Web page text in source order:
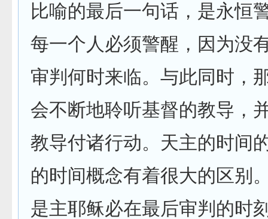
比喻的最后一句话，是永恒
每一个人必须警醒，因为没
审判何时来临。与此同时，
会不断地聆听基督的教导，
教导付诸行动。天主的时间
的时间概念有着很大的区别
是主耶稣必在最后审判的时